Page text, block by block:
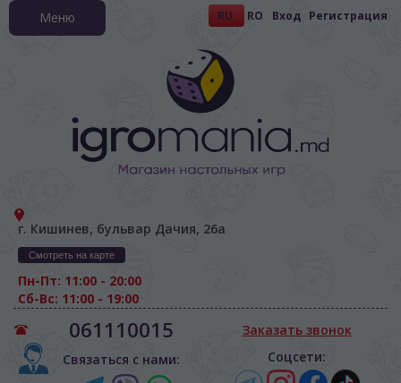
RU RO Вход Регистрация
г. Кишинев, бульвар Дачия, 26а
Смотреть на карте
Пн-Пт: 11:00 - 20:00
Сб-Вс: 11:00 - 19:00
061110015
Связаться с нами:
Заказать звонок
Соцсети:
Меню